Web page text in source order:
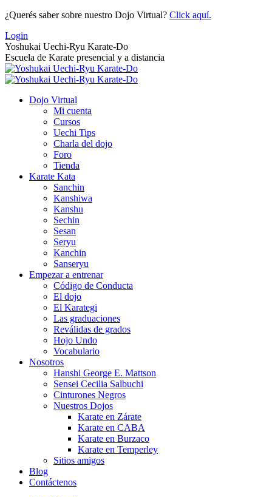
Saltar
contenido
¿Querés saber sobre nuestro Dojo Virtual? Click aquí.
Login
Yoshukai Uechi-Ryu Karate-Do
Escuela de Karate presencial y a distancia
Dojo Virtual
Mi cuenta
Cursos
Uechi Tips
Charla del dojo
Foro
Tienda
Karate Kata
Sanchin
Kanshiwa
Kanshu
Sechin
Sesan
Seryu
Kanchin
Sanseryu
Empezar a entrenar
Código de Conducta
El dojo
El Karategi
Las graduaciones
Reválidas de grados
Hojo Undo
Vocabulario
Nosotros
Hanshi George E. Mattson
Sensei Cecilia Salbuchi
Cinturones Negros
Nuestros Dojos
Karate en Zárate
Karate en CABA
Karate en Burzaco
Karate en Temperley
Sitios amigos
Blog
Contáctenos